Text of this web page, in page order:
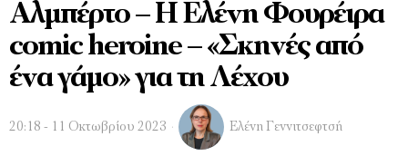
Αλμπέρτο – Η Ελένη Φουρέιρα
comic heroine – «Σκηνές από
ένα γάμο» για τη Λέχου
20:18 - 11 Οκτωβρίου 2023 Ελένη Γεννιτσεφτσή